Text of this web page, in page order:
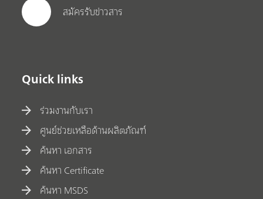
สมัครรับข่าวสาร
Quick links
ร่วมงานกับเรา
ศูนย์ช่วยเหลือด้านผลิตภัณฑ์
ค้นหา เอกสาร
ค้นหา Certificate
ค้นหา MSDS